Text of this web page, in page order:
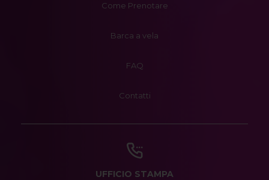
Come Prenotare
Barca a vela
FAQ
Contatti
UFFICIO STAMPA